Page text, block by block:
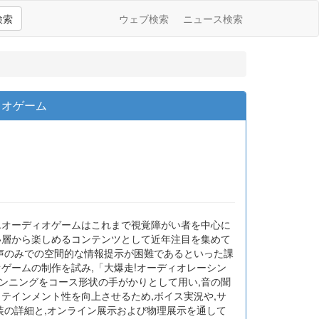
索 ウェブ検索 ニュース検索
ゲーム
ーディオゲームはこれまで視覚障がい者を中心に
から楽しめるコンテンツとして近年注目を集めて
みでの空間的な情報提示が困難であるといった課
ームの制作を試み,「大爆走!オーディオレーシン
ニングをコース形状の手がかりとして用い,音の聞
インメント性を向上させるため,ボイス実況や,サ
詳細と,オンライン展示および物理展示を通して